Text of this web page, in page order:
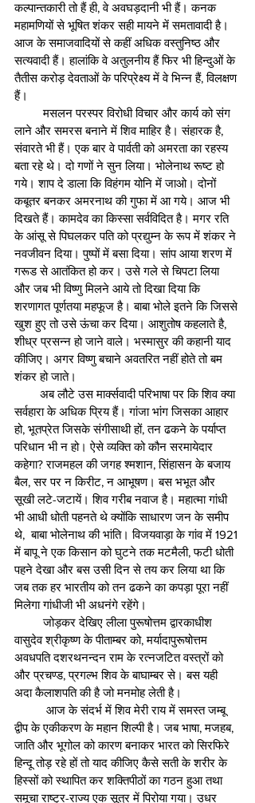
कल्पान्तकारी तो हैं ही, वे अवघड़दानी भी हैं। कनक
महामणियों से भूषित शंकर सही मायने में समतावादी है।
आज के समाजवादियों से कहीं अधिक वस्तुनिष्ठ और
सत्यवादी हैं। हालांकि वे अतुलनीय हैं फिर भी हिन्दुओं के
तैतीस करोड़ देवताओं के परिप्रेक्ष्य में वे भिन्न हैं, विलक्षण
हैं।
         मसलन परस्पर विरोधी विचार और कार्य को संग
लाने और समरस बनाने में शिव माहिर है। संहारक है,
संवारते भी हैं। एक बार वे पार्वती को अमरता का रहस्य
बता रहे थे। दो गणों ने सुन लिया। भोलेनाथ रूष्ट हो
गये। शाप दे डाला कि विहंगम योनि में जाओ। दोनों
कबूतर बनकर अमरनाथ की गुफा में आ गये। आज भी
दिखते हैं। कामदेव का किस्सा सर्वविदित है। मगर रति
के आंसू से पिघलकर पति को प्रद्युम्न के रूप में शंकर ने
नवजीवन दिया। पुष्पों में बसा दिया। सांप आया शरण में
गरूड से आतंकित हो कर। उसे गले से चिपटा लिया
और जब भी विष्णु मिलने आये तो दिखा दिया कि
शरणागत पूर्णतया महफूज है। बाबा भोले इतने कि जिससे
खुश हुए तो उसे ऊंचा कर दिया। आशुतोष कहलाते है,
शीध्र प्रसन्न हो जाने वाले। भस्मासुर की कहानी याद
कीजिए। अगर विष्णु बचाने अवतरित नहीं होते तो बम
शंकर हो जाते।
सर्वहारा के अधिक प्रिय हैं। गांजा भांग जिसका आहार
हो, भूतप्रेत जिसके संगीसाथी हों, तन ढकने के पर्याप्त
परिधान भी न हो। ऐसे व्यक्ति को कौन सरमायेदार
कहेगा? राजमहल की जगह श्मशान, सिंहासन के बजाय
बैल, सर पर न किरीट, न आभूषण। बस भभूत और
सूखी लटे-जटायें। शिव गरीब नवाज है। महात्मा गांधी
भी आधी धोती पहनते थे क्योंकि साधारण जन के समीप
थे,  बाबा भोलेनाथ की भांति। विजयवाड़ा के गांव में 1921
में बापू ने एक किसान को घुटने तक मटमैली, फटी धोती
पहने देखा और बस उसी दिन से तय कर लिया था कि
जब तक हर भारतीय को तन ढकने का कपड़ा पूरा नहीं
मिलेगा गांधीजी भी अधनंगे रहेंगे।
         जोड़कर देखिए लीला पुरूषोत्तम द्वारकाधीश
वासुदेव श्रीकृष्ण के पीताम्बर को, मर्यादापुरूषोत्तम
अवधपति दशरथनन्दन राम के रत्नजटित वस्त्रों को
और प्रचण्ड, प्रगल्भ शिव के बाघाम्बर से। बस यही
अदा कैलाशपति की है जो मनमोह लेती है।
द्वीप के एकीकरण के महान शिल्पी है। जब भाषा, मजहब,
जाति और भूगोल को कारण बनाकर भारत को सिरफिरे
हिन्दू तोड़ रहे हों तो याद कीजिए कैसे सती के शरीर के
हिस्सों को स्थापित कर शक्तिपीठों का गठन हुआ तथा
समूचा राष्ट्र-राज्य एक सूत्र में पिरोया गया। उधर